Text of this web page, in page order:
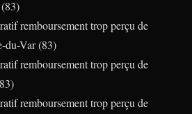
remboursement trop perçu de
du-Var (83)
remboursement trop perçu de
remboursement trop perçu de